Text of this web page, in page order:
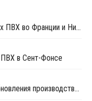
VYNOVA сняла форс-мажор на заводах ПВХ во Франции и Нидерландах
в Сент-Фонсе
Kem One снова отложила сроки возобновления производства на заводе в Лавере